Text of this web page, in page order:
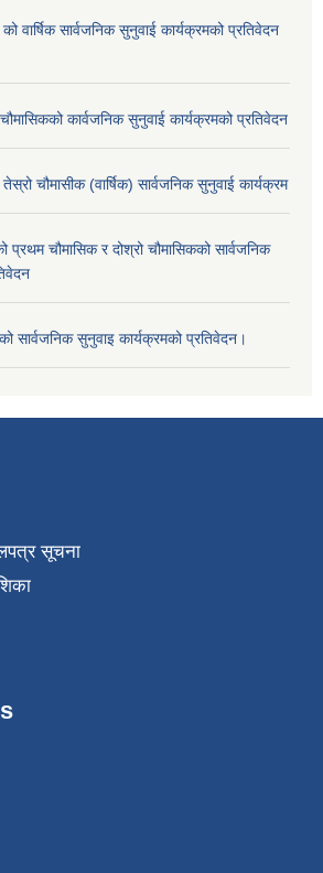
वार्षिक सार्वजनिक सुनुवाई कार्यक्रमको प्रतिवेदन
कार्वजनिक सुनुवाई कार्यक्रमको प्रतिवेदन
चौमासीक (वार्षिक) सार्वजनिक सुनुवाई कार्यक्रम
चौमासिक र दोश्रो चौमासिकको सार्वजनिक
सार्वजनिक सुनुवाइ कार्यक्रमको प्रतिवेदन।
सूचना